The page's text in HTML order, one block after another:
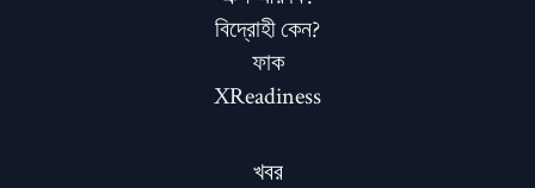
বিদ্রোহী কেন?
ফাক
XReadiness
খবর